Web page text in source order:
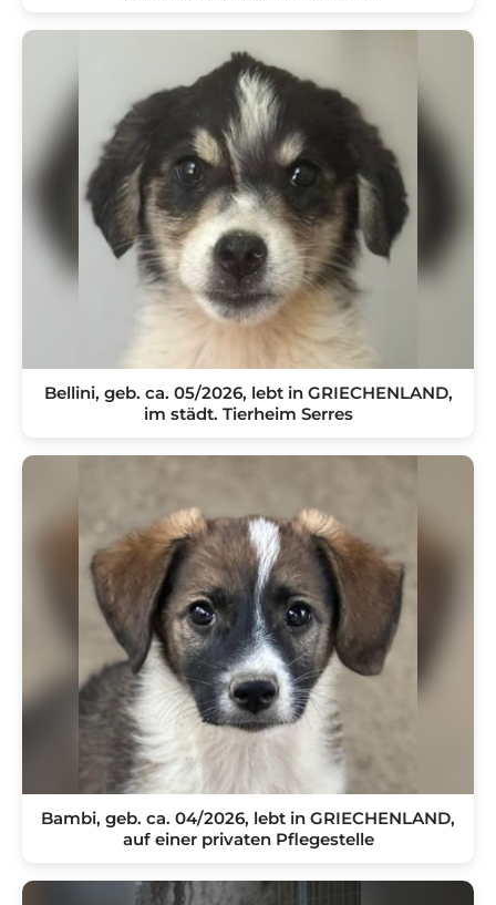
Bellini, geb. ca. 05/2026, lebt in GRIECHENLAND,
im städt. Tierheim Serres
Bambi, geb. ca. 04/2026, lebt in GRIECHENLAND,
auf einer privaten Pflegestelle